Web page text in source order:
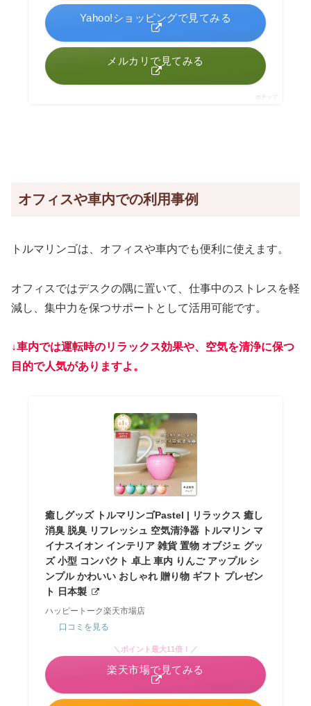
Yahoo!ショッピングで見てみる
メルカリで見てみる
ポチップ
オフィスや車内での利用事例
トルマリンゴは、オフィスや車内でも便利に使えます。
オフィスではデスクの隅に置いて、仕事中のストレスを軽
減し、集中力を保つサポートとして活用可能です。
↓車内では運転時のリラックス効果や、空気を清浄に保つ
目的で人気がありますよ。
癒しグッズ トルマリンゴPastel | リラックス 癒し
消臭 脱臭 リフレッシュ 空気清浄器 トルマリン マ
イナスイオン インテリア 雑貨 置物 オブジェ グッ
ズ 小型 コンパクト 卓上 車内 りんご アップル シ
ンプル かわいい おしゃれ 贈り物 ギフト プレゼン
ト 日本製
ハッピートーク楽天市場店
口コミを見る
＼ポイント最大11倍！／
楽天市場で見てみる